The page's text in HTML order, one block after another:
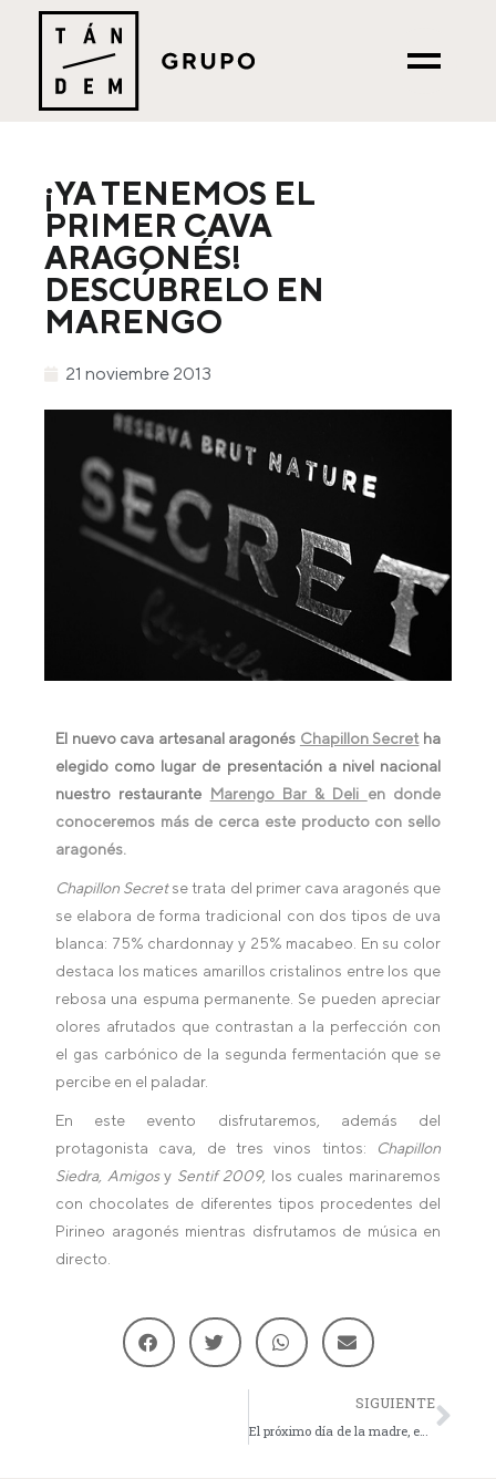
¡YA TENEMOS EL
PRIMER CAVA
ARAGONÉS!
DESCÚBRELO EN
MARENGO
21 noviembre 2013
El nuevo cava artesanal aragonés Chapillon Secretha
elegido como lugar de presentación a nivel nacional
nuestro restaurante Marengo Bar & Deli en donde
conoceremos más de cerca este producto con sello
aragonés.
Chapillon Secretse trata del primer cava aragonés que
se elabora de forma tradicional con dos tipos de uva
blanca: 75% chardonnay y 25% macabeo. En su color
destaca los matices amarillos cristalinos entre los que
rebosa una espuma permanente. Se pueden apreciar
olores afrutados que contrastan a la perfección con
el gas carbónico de la segunda fermentación que se
percibe en el paladar.
En este evento disfrutaremos, además del
protagonista cava, de tres vinos tintos:
Chapillon
Siedra, Amigosy Sentif 2009, los cuales marinaremos
con chocolates de diferentes tipos procedentes del
Pirineo aragonés mientras disfrutamos de música en
directo.
SIGUIENTE
El próximo día de la madre, en la bocca, la mamma es nuestra invitada